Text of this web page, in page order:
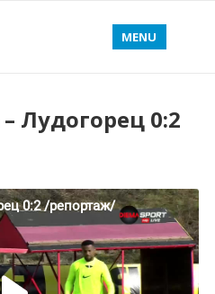
MENU
Лудогорец 0:2